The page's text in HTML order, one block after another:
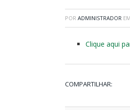
POR ADMINISTRADOR EM
Clique aqui
COMPARTILHAR: